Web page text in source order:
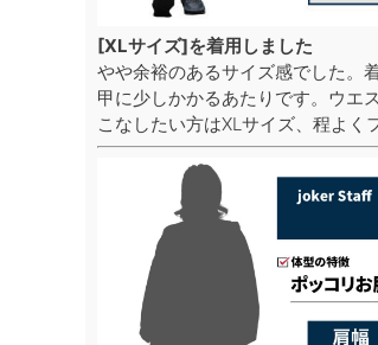
[XLサイズ]を着用しました
やや余裕のあるサイズ感でした。
甲に少しかかるあたりです。ウエ
こなしたい方はXLサイズ、程よく